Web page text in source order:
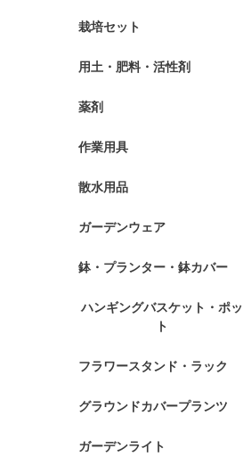
栽培セット
用土・肥料・活性剤
薬剤
作業用具
散水用品
ガーデンウェア
鉢・プランター・鉢カバー
ハンギングバスケット・ポッ
ト
フラワースタンド・ラック
グラウンドカバープランツ
ガーデンライト